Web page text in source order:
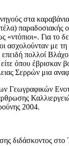
στα
«ντόπιοι». Για
ασχoλούνταν με
πολλοί
είτε όπου
Σερρών μια
Γεωγραφικών
2004.
διδάσκοντος